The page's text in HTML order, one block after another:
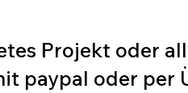
Projekt oder
paypal oder per